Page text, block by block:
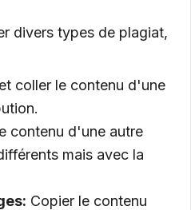
divers types de plagiat,
coller le contenu d'une
contenu d'une autre
mais avec la
Copier le contenu